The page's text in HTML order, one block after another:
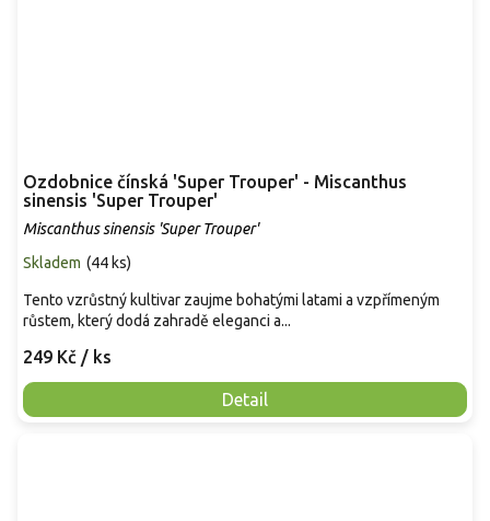
Ozdobnice čínská 'Super Trouper' - Miscanthus
sinensis 'Super Trouper'
Miscanthus sinensis 'Super Trouper'
Skladem (44 ks)
249 Kč / ks
Detail
Tento vzrůstný kultivar zaujme bohatými latami a vzpřímeným
růstem, který dodá zahradě eleganci a...